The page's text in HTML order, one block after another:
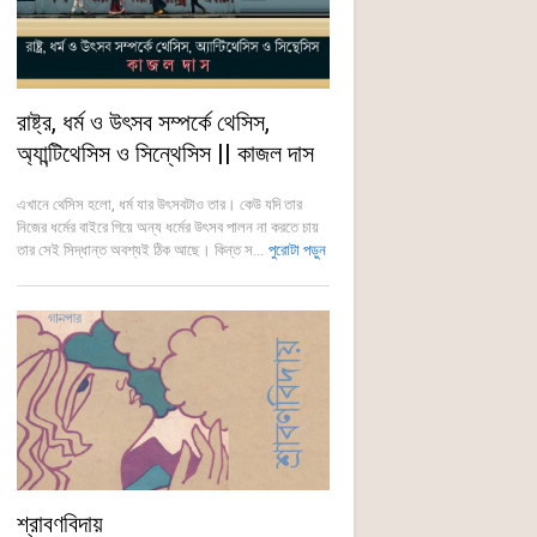
রাষ্ট্র, ধর্ম ও উৎসব সম্পর্কে থেসিস,
অ্যান্টিথেসিস ও সিন্থেসিস || কাজল দাস
এখানে থেসিস হলো, ধর্ম যার উৎসবটাও তার। কেউ যদি তার
নিজের ধর্মের বাইরে গিয়ে অন্য ধর্মের উৎসব পালন না করতে চায়
তার সেই সিদ্ধান্ত অবশ্যই ঠিক আছে। কিন্ত স... পুরোটা পড়ুন
শ্রাবণবিদায়